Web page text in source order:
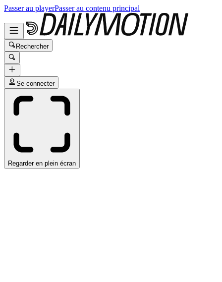
Passer au playerPasser au contenu principal
Rechercher
Se connecter
Regarder en plein écran